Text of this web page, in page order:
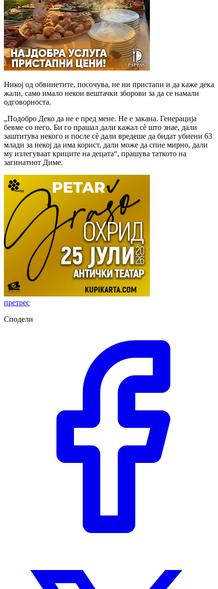
Никој од обвинетите, посочува, не ни пристапи и да каже дека
жали, само имало некои вештачки зборови за да се намали
одговорноста.
„Подобро Деко да не е пред мене. Не е закана. Генерација
бевме со него. Би го прашал дали кажал сè што знае, дали
заштитува некого и после сè дали вредеше да бидат убиени 63
млади за некој да има корист, дали може да спие мирно, дали
му излегуваат криците на децата“, прашува таткото на
загинатиот Диме.
претрес
Сподели